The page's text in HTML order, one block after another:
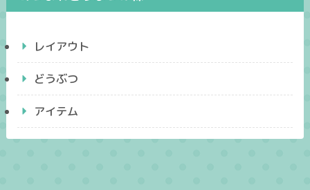
レイアウト
どうぶつ
アイテム